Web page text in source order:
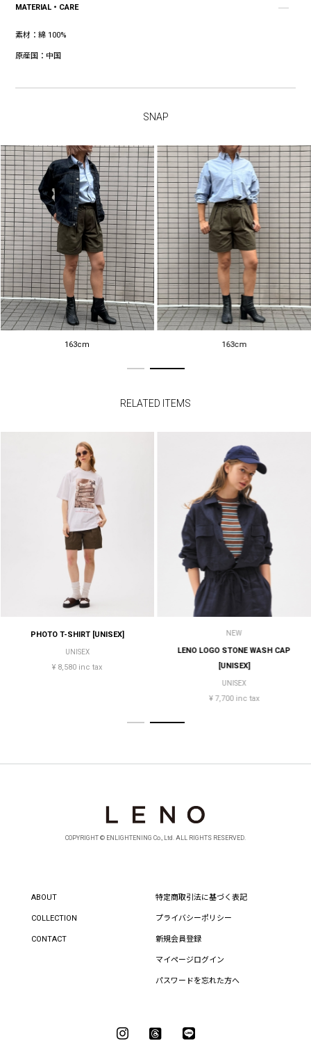
MATERIAL・CARE
素材：綿 100%
原産国： 中国
SNAP
163cm 163cm
RELATED ITEMS
PHOTO T-SHIRT [UNISEX]
UNISEX
¥ 8,580 inc tax
NEW
LENO LOGO STONE WASH CAP
[UNISEX]
UNISEX
¥ 7,700 inc tax
COPYRIGHT © ENLIGHTENING Co., Ltd. ALL RIGHTS RESERVED.
ABOUT
COLLECTION
CONTACT
特定商取引法に基づく表記
プライバシーポリシー
新規会員登録
マイページログイン
パスワードを忘れた方へ